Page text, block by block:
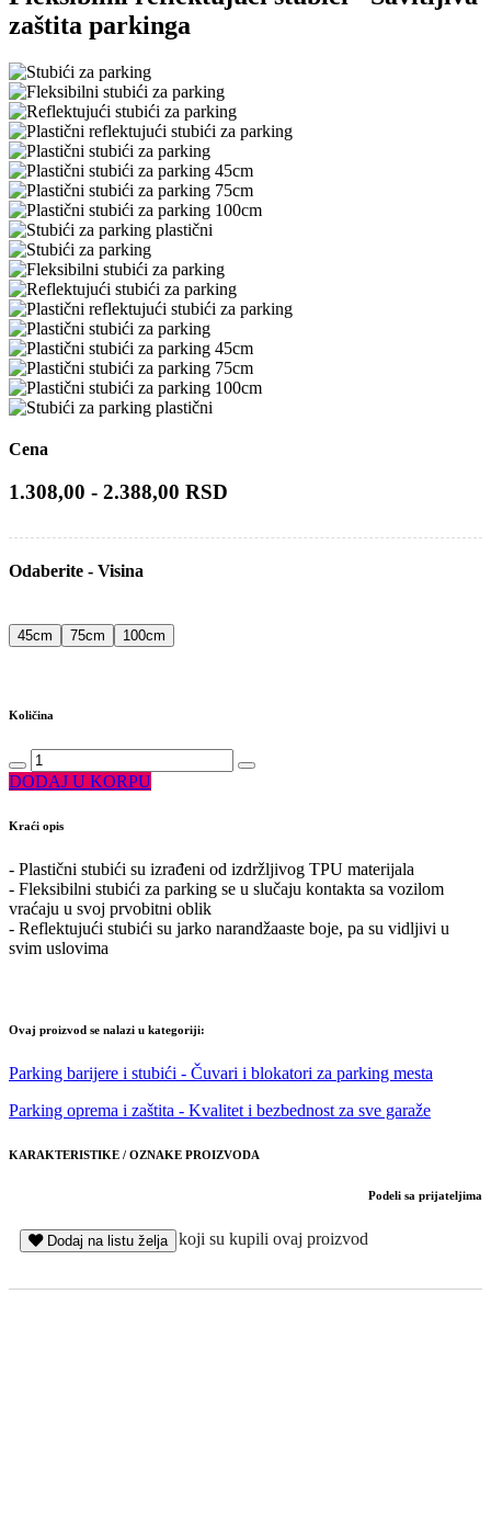
zaštita parkinga
Cena
1.308,00 - 2.388,00 RSD
Odaberite - Visina
45cm 75cm 100cm
Količina
DODAJ U KORPU
Kraći opis
- Plastični stubići su izrađeni od izdržljivog TPU materijala
- Fleksibilni stubići za parking se u slučaju kontakta sa vozilom
vraćaju u svoj prvobitni oblik
- Reflektujući stubići su jarko narandžaaste boje, pa su vidljivi u
svim uslovima
Ovaj proizvod se nalazi u kategoriji:
Parking barijere i stubići - Čuvari i blokatori za parking mesta
Parking oprema i zaštita - Kvalitet i bezbednost za sve garaže
KARAKTERISTIKE / OZNAKE PROIZVODA
Podeli sa prijateljima
Dodaj na listu željaKlijenti koji su kupili ovaj proizvod